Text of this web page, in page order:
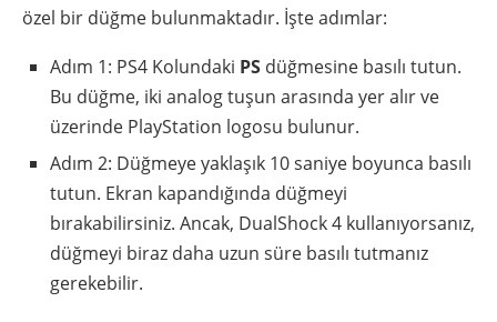
özel bir düğme bulunmaktadır. İşte adımlar:
Adım 1: PS4 Kolundaki PS düğmesine basılı tutun.
Bu düğme, iki analog tuşun arasında yer alır ve
üzerinde PlayStation logosu bulunur.
Adım 2: Düğmeye yaklaşık 10 saniye boyunca basılı
tutun. Ekran kapandığında düğmeyi
bırakabilirsiniz. Ancak, DualShock 4 kullanıyorsanız,
düğmeyi biraz daha uzun süre basılı tutmanız
gerekebilir.